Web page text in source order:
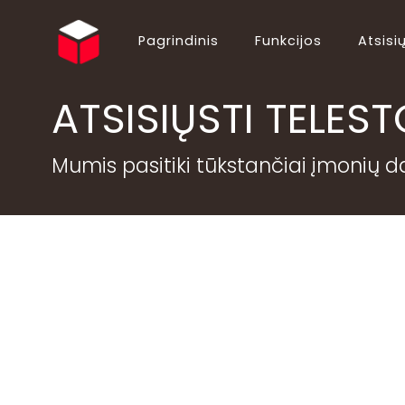
Pagrindinis Funkcijos
Español (ES)
Italiano (IT)
Ελληνικά (EL)
Hrvatski (HR)
ATSISIŲSTI
Mumis pasitiki tūkstančiai įmonių